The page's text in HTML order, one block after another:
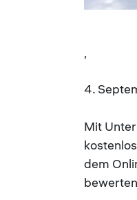
,
4.
Mit
dem